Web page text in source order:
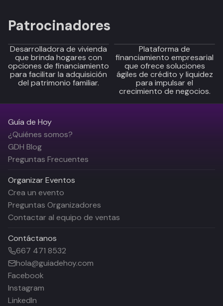
Patrocinadores
Desarrolladora de vivienda
que brinda hogares con
opciones de financiamiento
para facilitar la adquisición
del patrimonio familiar.
Plataforma de
financiamiento empresarial
que ofrece soluciones
ágiles de crédito y liquidez
para impulsar el
crecimiento de negocios.
Guía de Hoy
¿Quiénes somos?
GDH Blog
Preguntas Frecuentes
Organizar Eventos
Crea un evento
Preguntas Organizadores
Contactar al equipo de ventas
Contáctanos
667 471 8532
hola@guiadehoy.com
Facebook
Instagram
LinkedIn